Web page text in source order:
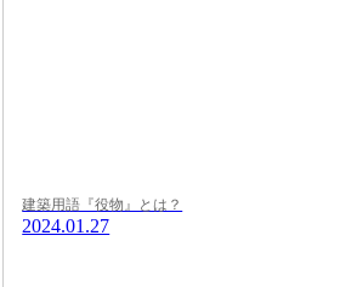
建築用語『役物』とは？
2024.01.27